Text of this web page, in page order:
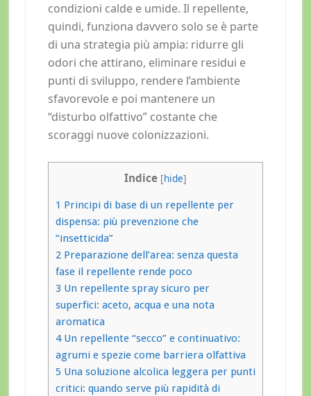
condizioni calde e umide. Il repellente,
quindi, funziona davvero solo se è parte
di una strategia più ampia: ridurre gli
odori che attirano, eliminare residui e
punti di sviluppo, rendere l’ambiente
sfavorevole e poi mantenere un
“disturbo olfattivo” costante che
scoraggi nuove colonizzazioni.
Indice [hide]
1 Principi di base di un repellente per
dispensa: più prevenzione che
“insetticida”
2Preparazione dell’area: senza questa
fase il repellente rende poco
3 Un repellente spray sicuro per
superfici: aceto, acqua e una nota
aromatica
4Un repellente “secco” e continuativo:
agrumi e spezie come barriera olfattiva
5 Una soluzione alcolica leggera per punti
critici: quando serve più rapidità di